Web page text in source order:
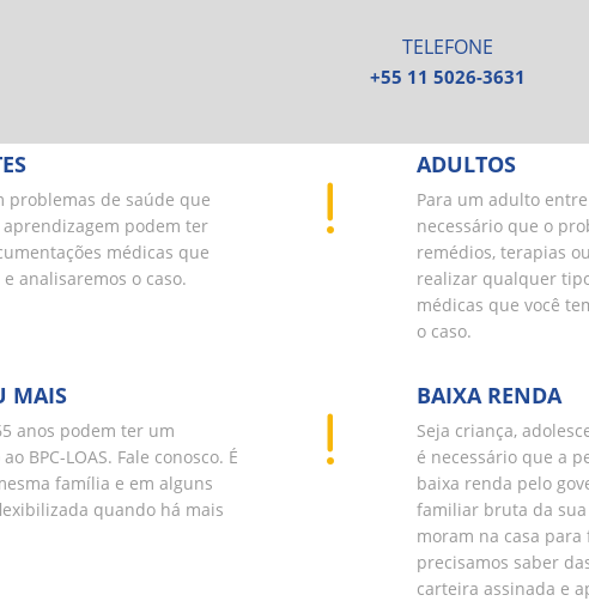
TELEFONE
+55 11 5026-3631
problemas de saúde que
podem ter
médicas que
analisaremos o caso.
ADULTOS
Para um adulto entre
necessário que o
remédios, terapias
realizar qualquer
médicas que você
o caso.
MAIS
anos podem ter um
BPC-LOAS. Fale conosco. É
família e em alguns
quando há mais
BAIXA RENDA
Seja criança,
é necessário que a
baixa renda pelo
familiar bruta da sua
moram na casa para
precisamos saber
carteira assinada e